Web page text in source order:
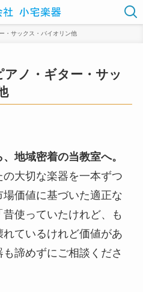
・サックス・バイオリン他
アノ・ギター・サッ
地域密着の当教室へ。
大切な楽器を一本ずつ
価値に基づいた適正な
使っていたけれど、も
ているけれど価値があ
諦めずにご相談くださ